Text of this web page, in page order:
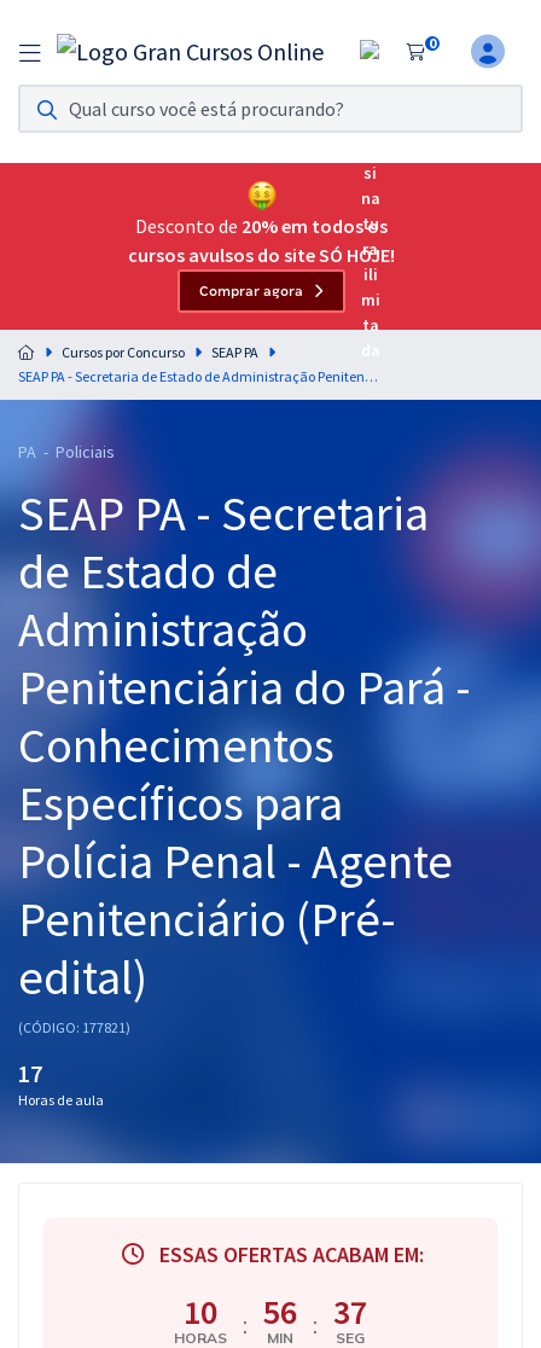
0
Assinatura Ilimitada 11
Acesso a todos os cursos. Teste grátis por 7 dias!
Assinatura OAB Até Passar
Acesso ilimitado a toda preparação para o Exame da
Residências Multiprofissionais
Preparação completa e intensiva para as principais
residências em saúde do Brasil
Cursos 20% OFF
Pós
Graduação
OAB
Mentorias
Questões grátis
Conteúdo gratuito
Aprovados
Atendimento
Desconto de 20% em todos os
cursos avulsos do site SÓ HOJE!
Comprar agora
Cursos por Concurso
SEAP PA
SEAP PA - Secretaria de Estado de Administração Penitenciária do Pará - Conhecimentos Específicos para Polícia Penal - Agente Penitenciário (Pré-edital)
PA - Policiais
SEAP PA - Secretaria
de Estado de
Administração
Penitenciária do Pará -
Conhecimentos
Específicos para
Polícia Penal - Agente
Penitenciário (Pré-
edital)
(CÓDIGO: 177821)
17
Horas de aula
ESSAS OFERTAS ACABAM EM:
10
HORAS : 56
MIN : 36
SEG